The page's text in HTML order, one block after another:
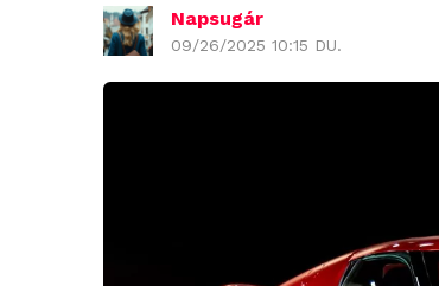
Napsugár
09/26/2025 10:15 DU.